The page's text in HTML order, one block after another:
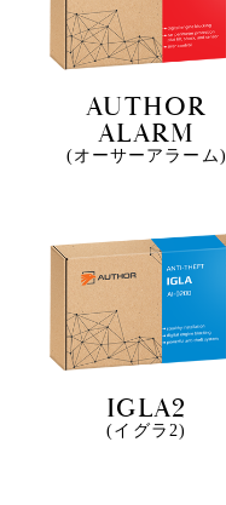
AUTHOR
ALARM
(オーサーアラーム)
IGLA2
(イグラ2)